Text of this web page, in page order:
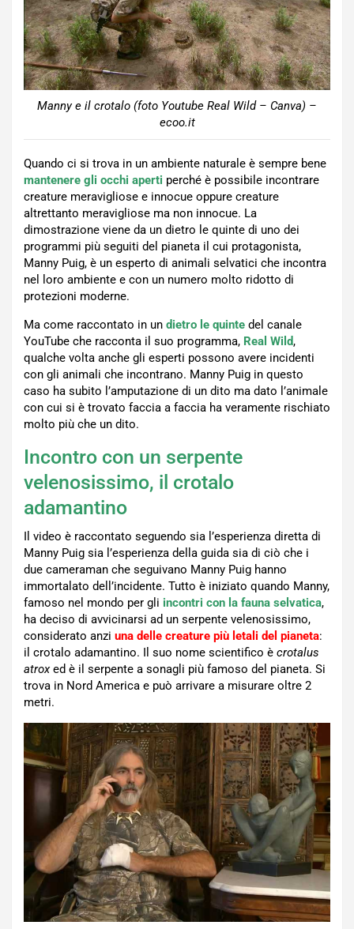
Manny e il crotalo (foto Youtube Real Wild – Canva) –
ecoo.it
Quando ci si trova in un ambiente naturale è sempre bene
mantenere gli occhi aperti perché è possibile incontrare
creature meravigliose e innocue oppure creature
altrettanto meravigliose ma non innocue. La
dimostrazione viene da un dietro le quinte di uno dei
programmi più seguiti del pianeta il cui protagonista,
Manny Puig, è un esperto di animali selvatici che incontra
nel loro ambiente e con un numero molto ridotto di
protezioni moderne.
Ma come raccontato in un dietro le quinte del canale
YouTube che racconta il suo programma, Real Wild,
qualche volta anche gli esperti possono avere incidenti
con gli animali che incontrano. Manny Puig in questo
caso ha subito l’amputazione di un dito ma dato l’animale
con cui si è trovato faccia a faccia ha veramente rischiato
molto più che un dito.
Incontro con un serpente
velenosissimo, il crotalo
adamantino
Il video è raccontato seguendo sia l’esperienza diretta di
Manny Puig sia l’esperienza della guida sia di ciò che i
due cameraman che seguivano Manny Puig hanno
immortalato dell’incidente. Tutto è iniziato quando Manny,
famoso nel mondo per gli incontri con la fauna selvatica,
ha deciso di avvicinarsi ad un serpente velenosissimo,
considerato anzi una delle creature più letali del pianeta:
il crotalo adamantino. Il suo nome scientifico è crotalus
atroxed è il serpente a sonagli più famoso del pianeta. Si
trova in Nord America e può arrivare a misurare oltre 2
metri.